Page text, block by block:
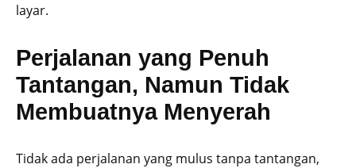
layar.
Perjalanan yang Penuh
Tantangan, Namun Tidak
Membuatnya Menyerah
Tidak ada perjalanan yang mulus tanpa tantangan,